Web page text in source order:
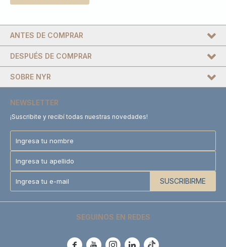
DESPUÉS DE COMPRAR
SOBRE NYR
ANTES DE COMPRAR
NEWSLETTER
¡Suscribite y recibí todas nuestras novedades!
SUSCRIBIRME
SEGUINOS EN REDES
    